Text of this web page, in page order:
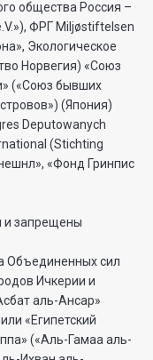
общества Россия –
ФРГ Miljøstiftelsen
Экологическое
Норвегия) «Союз
(«Союз бывших
(Япония)
Deputowanych
(Stichting
«Фонд Гринпис
и запрещены
Объединенных сил
Ичкерии и
аль-Ансар»
«Египетский
(«Аль-Гамаа аль-